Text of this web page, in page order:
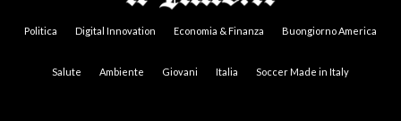
Politica Digital Innovation Economia & Finanza Buongiorno America
Salute Ambiente Giovani Italia Soccer Made in Italy